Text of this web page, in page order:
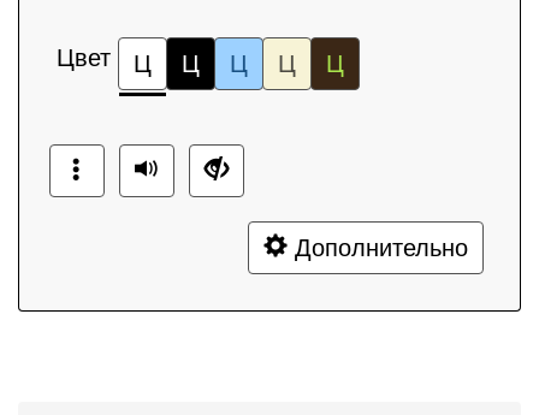
Цвет Ц Ц Ц Ц Ц
Дополнительно